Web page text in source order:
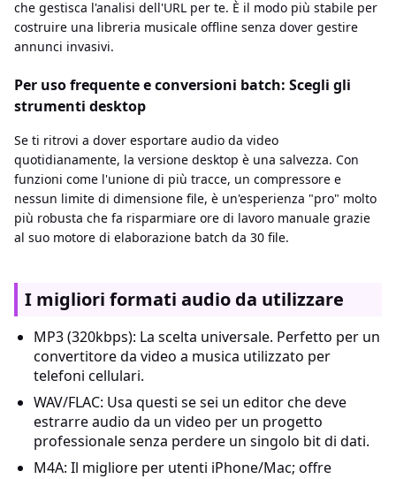
che gestisca l'analisi dell'URL per te. È il modo più stabile per
costruire una libreria musicale offline senza dover gestire
annunci invasivi.
Per uso frequente e conversioni batch: Scegli gli
strumenti desktop
Se ti ritrovi a dover esportare audio da video
quotidianamente, la versione desktop è una salvezza. Con
funzioni come l'unione di più tracce, un compressore e
nessun limite di dimensione file, è un'esperienza "pro" molto
più robusta che fa risparmiare ore di lavoro manuale grazie
al suo motore di elaborazione batch da 30 file.
I migliori formati audio da utilizzare
MP3 (320kbps): La scelta universale. Perfetto per un
convertitore da video a musica utilizzato per
telefoni cellulari.
WAV/FLAC: Usa questi se sei un editor che deve
estrarre audio da un video per un progetto
professionale senza perdere un singolo bit di dati.
M4A: Il migliore per utenti iPhone/Mac; offre